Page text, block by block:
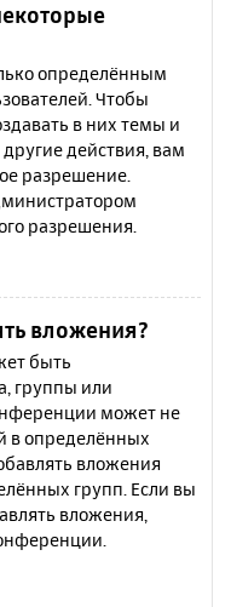
определённым
Чтобы
в них темы и
действия, вам
разрешение.
разрешения.
вложения?
быть
группы или
может не
в определённых
вложения
групп. Если вы
вложения,